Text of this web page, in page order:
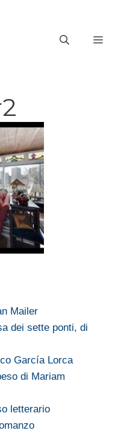
Mailer
dei sette ponti, di
García Lorca
di Mariam
letterario